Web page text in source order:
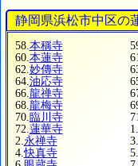
静岡県浜松市中区の
58. 本稱寺
60. 本蓮寺 61.
62. 妙傳寺
64. 油応寺
66. 龍禅寺
68. 龍梅寺
70. 臨川寺 71.
72. 蓮華寺 1.
2. 永禅寺 3.
4.快真寺 5.